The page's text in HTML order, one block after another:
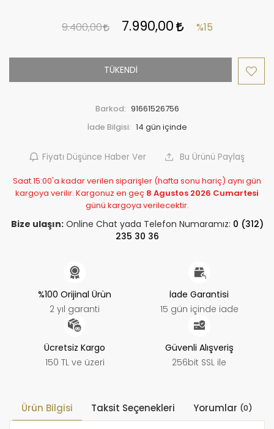
9.400,00 7.990,00 %15
TÜKENDİ
Barkod: 91661526756
İade Bilgisi:
Fiyatı Düşünce Haber Ver Bu Ürünü Paylaş
Saat 15:00'a kadar verilen siparişler (hafta sonu hariç) aynı gün
kargoya verilir. Kargonuz en geç 8 Agustos 2026 Cumartesi
günü kargoya verilecektir.
Bize ulaşın:Online Chat yada Telefon Numaramız: 0 (312)
235 30 36
%100 Orijinal Ürün
2 yıl garanti
İade Garantisi
15 gün içinde iade
Ücretsiz Kargo
150 TL ve üzeri
Güvenli Alışveriş
256bit SSL ile
Ürün Bilgisi Taksit Seçenekleri Yorumlar (0)